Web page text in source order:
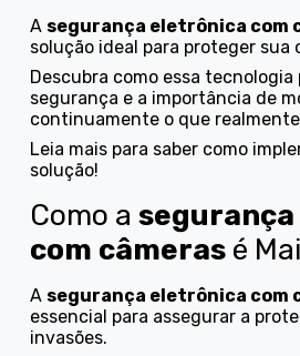
A segurança eletrônica com
solução ideal para proteger sua
Descubra como essa
segurança e a importância de
continuamente o que
Leia mais para saber como
solução!
Como a
com câmeras é
A segurança eletrônica com
essencial para assegurar a
invasões.